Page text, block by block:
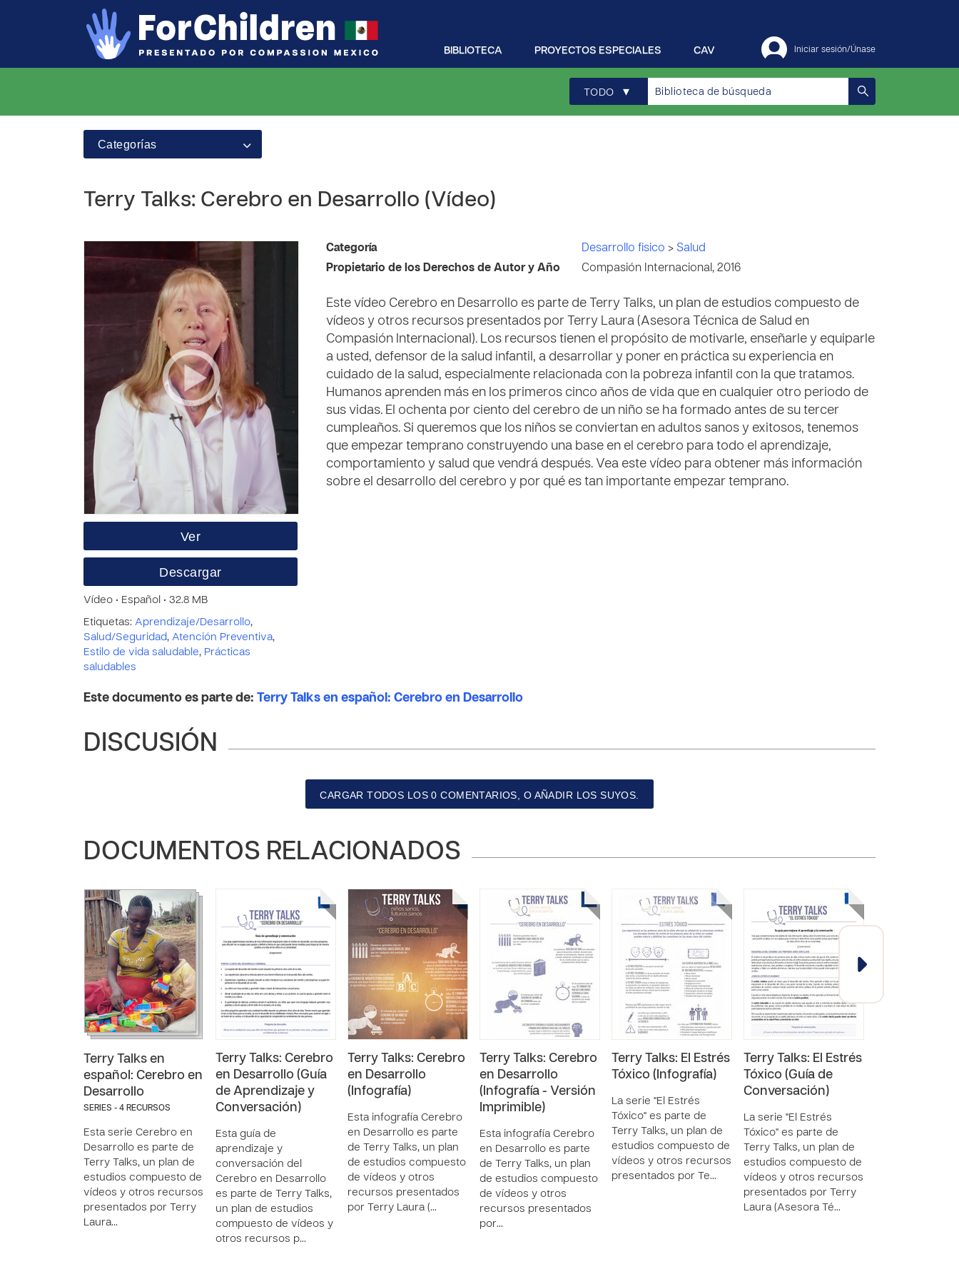
Iniciar sesión/Únase
CAV
PROYECTOS ESPECIALES
BIBLIOTECA
TODO ▾
Categorías
Terry Talks: Cerebro en Desarrollo (Vídeo)
Ver
Descargar
Vídeo • Español • 32.8 MB
Etiquetas: Aprendizaje/Desarrollo,
Salud/Seguridad, Atención Preventiva,
Estilo de vida saludable, Prácticas
saludables
Categoría Desarrollo fisico > Salud
Propietario de los Derechos de Autor y Año
Compasión Internacional, 2016
Este vídeo Cerebro en Desarrollo es parte de Terry Talks, un plan de estudios compuesto de
vídeos y otros recursos presentados por Terry Laura (Asesora Técnica de Salud en
Compasión Internacional). Los recursos tienen el propósito de motivarle, enseñarle y equiparle
a usted, defensor de la salud infantil, a desarrollar y poner en práctica su experiencia en
cuidado de la salud, especialmente relacionada con la pobreza infantil con la que tratamos.
Humanos aprenden más en los primeros cinco años de vida que en cualquier otro periodo de
sus vidas. El ochenta por ciento del cerebro de un niño se ha formado antes de su tercer
cumpleaños. Si queremos que los niños se conviertan en adultos sanos y exitosos, tenemos
que empezar temprano construyendo una base en el cerebro para todo el aprendizaje,
comportamiento y salud que vendrá después. Vea este vídeo para obtener más información
sobre el desarrollo del cerebro y por qué es tan importante empezar temprano.
Este documento es parte de: Terry Talks en español: Cerebro en Desarrollo
DISCUSIÓN
CARGAR TODOS LOS 0 COMENTARIOS, O AÑADIR LOS SUYOS.
DOCUMENTOS RELACIONADOS
Terry Talks en
español: Cerebro en
Desarrollo
SERIES - 4 RECURSOS
Esta serie Cerebro en
Desarrollo es parte de
Terry Talks, un plan de
estudios compuesto de
vídeos y otros recursos
presentados por Terry
Laura…
Terry Talks: Cerebro
en Desarrollo (Guía
de Aprendizaje y
Conversación)
Esta guía de
aprendizaje y
conversación del
Cerebro en Desarrollo
es parte de Terry Talks,
un plan de estudios
compuesto de vídeos y
otros recursos p…
Terry Talks: Cerebro
en Desarrollo
(Infografía)
Esta infografía Cerebro
en Desarrollo es parte
de Terry Talks, un plan
de estudios compuesto
de vídeos y otros
recursos presentados
por Terry Laura (…
Terry Talks: Cerebro
en Desarrollo
(Infografía - Versión
Imprimible)
Esta infografía Cerebro
en Desarrollo es parte
de Terry Talks, un plan
de estudios compuesto
de vídeos y otros
recursos presentados
por…
Terry Talks: El Estrés
Tóxico (Infografía)
La serie "El Estrés
Tóxico" es parte de
Terry Talks, un plan de
estudios compuesto de
vídeos y otros recursos
presentados por Te…
Terry Talks: El Estrés
Tóxico (Guía de
Conversación)
La serie "El Estrés
Tóxico" es parte de
Terry Talks, un plan de
estudios compuesto de
vídeos y otros recursos
presentados por Terry
Laura (Asesora Té…